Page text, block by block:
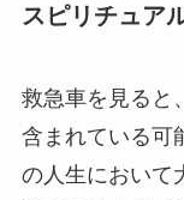
スピリチュア
救急車を見ると
含まれている可
の人生において